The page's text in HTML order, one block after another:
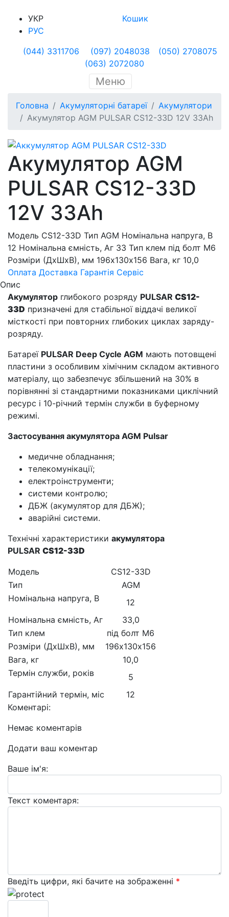
УКР
РУС
Кошик
(044) 3311706 (097) 2048038
(050) 2708075
(063) 2072080
Меню
Головна Акумуляторні батареї
Акумулятори
Акумулятор AGM PULSAR CS12-33D 12V 33Ah
Акумулятор AGM
PULSAR CS12-33D
12V 33Ah
Модель CS12-33D Тип AGM Номінальна напруга, В
12 Номінальна ємність, Аг 33 Тип клем під болт М6
Розміри (ДхШхВ), мм 196х130х156 Вага, кг 10,0
Оплата Доставка Гарантія Сервіс
Опис
Акумулятор глибокого розряду PULSAR CS12-
33D призначені для стабільної віддачі великої
місткості при повторних глибоких циклах заряду-
розряду.
Батареї PULSAR Deep Cycle AGM мають потовщені
пластини з особливим хімічним складом активного
матеріалу, що забезпечує збільшений на 30% в
порівнянні зі стандартними показниками циклічний
ресурс і 10-річний термін служби в буферному
режимі.
Застосування акумулятора AGM Pulsar
медичне обладнання;
телекомунікації;
електроінструменти;
системи контролю;
ДБЖ (акумулятор для ДБЖ);
аварійні системи.
Технічні характеристики акумулятора
PULSAR CS12-33D
Модель
CS12-33D
Тип
AGM
Номінальна напруга, В
12
Номінальна ємність, Аг
33,0
Тип клем
під болт М6
Розміри (ДхШхВ), мм
196х130х156
Вага, кг
10,0
Термін служби, років
5
Гарантійний термін, міс
12
Коментарі:
Немає коментарів
Додати ваш коментар
Ваше ім'я:
Текст коментаря:
Введіть цифри, які бачите на зображенні *